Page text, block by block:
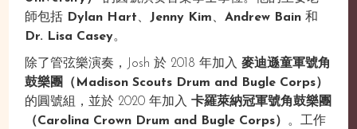
師包括 Dylan Hart、Jenny Kim、Andrew Bain 和
Dr. Lisa Casey。
除了管弦樂演奏，Josh 於 2018 年加入麥迪遜童軍號角
鼓樂團（Madison Scouts Drum and Bugle Corps）
的圓號組，並於 2020 年加入卡羅萊納冠軍號角鼓樂團
（Carolina Crown Drum and Bugle Corps） 。工作